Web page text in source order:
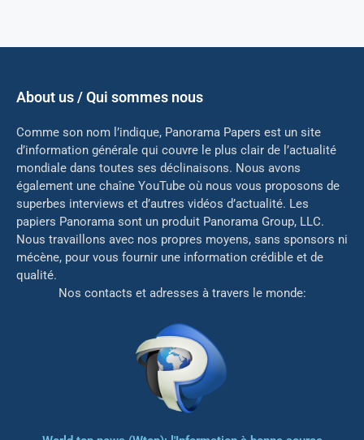
About us / Qui sommes nous
Comme son nom l’indique, Panorama Papers est un site
d’information générale qui couvre le plus clair de l’actualité
mondiale dans toutes ses déclinaisons. Nous avons
également une chaîne YouTube où nous vous proposons de
superbes interviews et d’autres vidéos d’actualité. Les
papiers Panorama sont un produit Panorama Group, LLC.
Nous travaillons avec nos propres moyens, sans sponsors ni
mécène, pour vous fournir une information crédible et de
qualité.
Nos contacts et adresses à travers le monde: